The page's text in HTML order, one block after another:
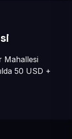
Mahallesi
50 USD +